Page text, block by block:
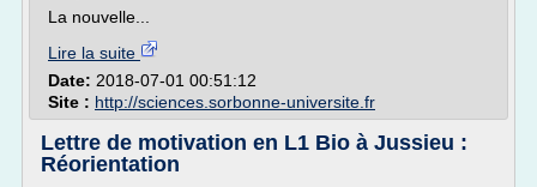
La nouvelle...
Lire la suite
Date: 2018-07-01 00:51:12
Site : http://sciences.sorbonne-universite.fr
Lettre de motivation en L1 Bio à Jussieu :
Réorientation